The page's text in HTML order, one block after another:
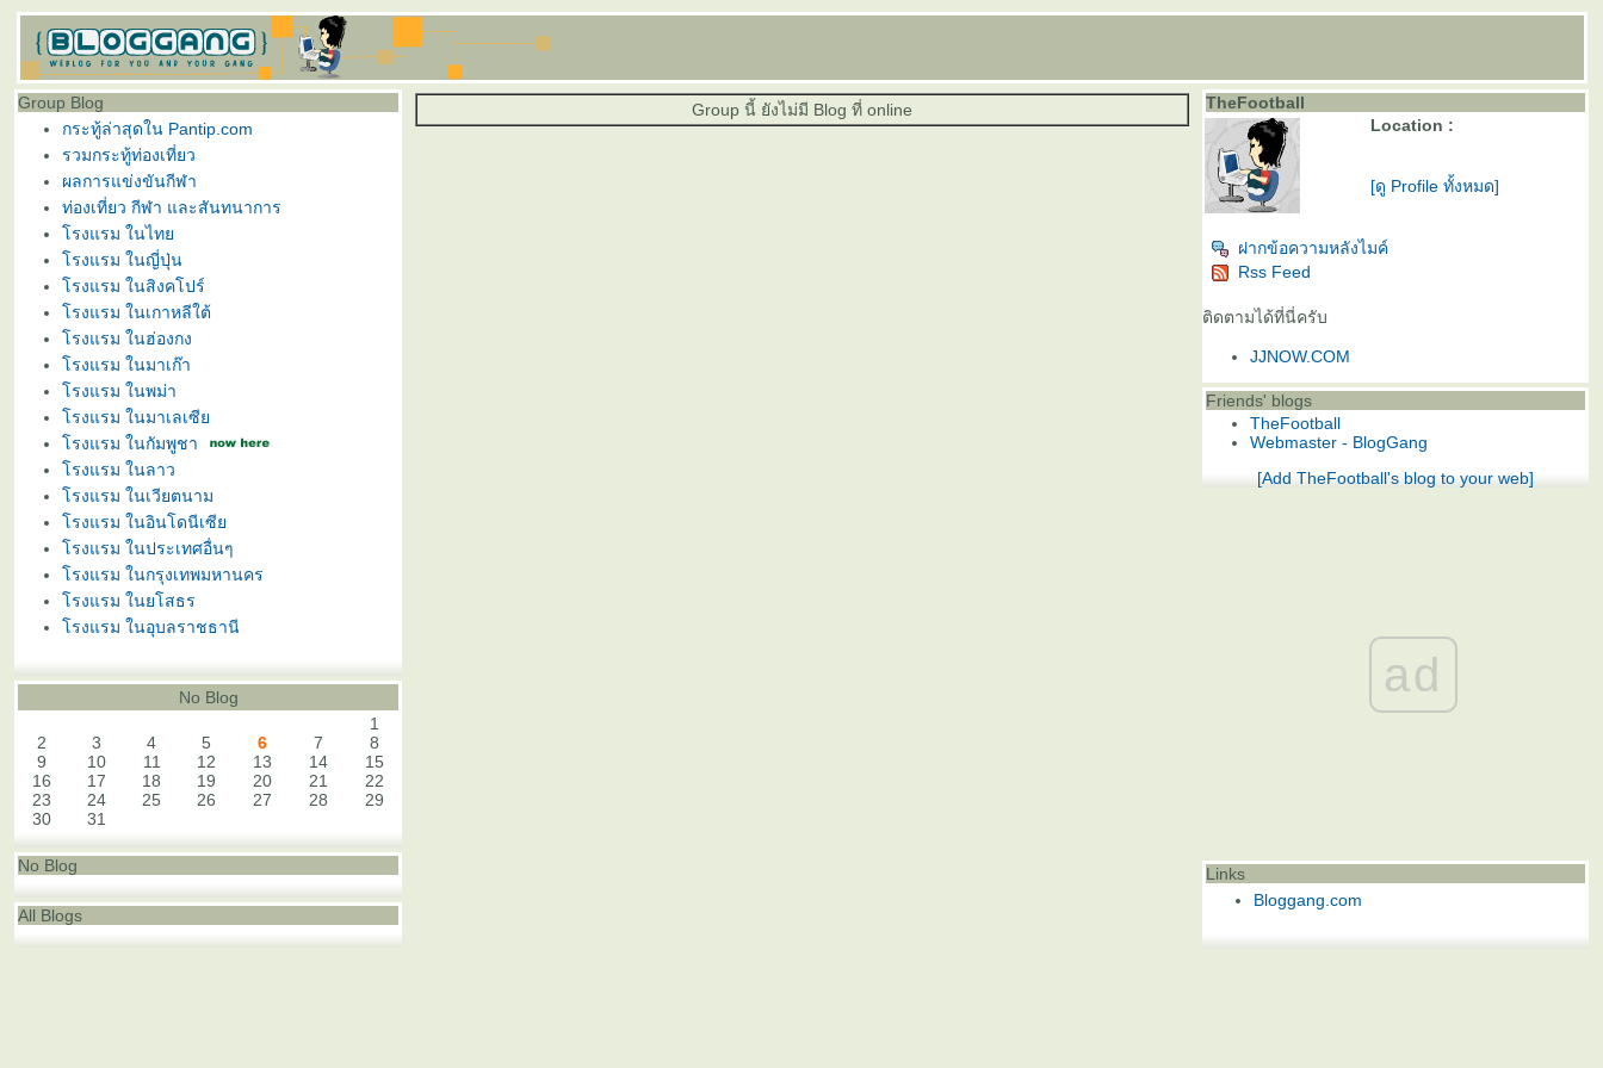
Group Blog
กระทู้ล่าสุดใน Pantip.com
รวมกระทู้ท่องเที่ยว
ผลการแข่งขันกีฬา
ท่องเที่ยว กีฬา และสันทนาการ
โรงแรม ในไทย
โรงแรม ในญี่ปุ่น
โรงแรม ในสิงคโปร์
โรงแรม ในเกาหลีใต้
โรงแรม ในฮ่องกง
โรงแรม ในมาเก๊า
โรงแรม ในพม่า
โรงแรม ในมาเลเซีย
โรงแรม ในกัมพูชา
โรงแรม ในลาว
โรงแรม ในเวียตนาม
โรงแรม ในอินโดนีเซีย
โรงแรม ในประเทศอื่นๆ
โรงแรม ในกรุงเทพมหานคร
โรงแรม ในยโสธร
โรงแรม ในอุบลราชธานี
No Blog
1
2
3 4 5 6 7
8
9
10 11 12 13 14
15
16
17 18 19 20 21
22
23
24 25 26 27 28
29
30
31
No Blog
All Blogs
Group นี้ ยังไม่มี Blog ที่ online
TheFootball
Location :
[ดู Profile ทั้งหมด]
ฝากข้อความหลังไมค์
Rss Feed
ติดตามได้ที่นี่ครับ
JJNOW.COM
Friends' blogs
TheFootball
Webmaster - BlogGang
[Add TheFootball's blog to your web]
ad
Links
Bloggang.com